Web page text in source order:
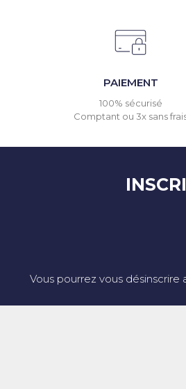
PAIEMENT
100% sécurisé
Comptant ou 3x sans
Vous pourrez vous